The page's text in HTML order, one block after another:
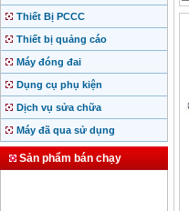
Thiết Bị PCCC
Thiết bị quảng cáo
Máy đóng đai
Dụng cụ phụ kiện
Dịch vụ sửa chữa
Máy đã qua sử dụng
Sản phẩm bán chạy